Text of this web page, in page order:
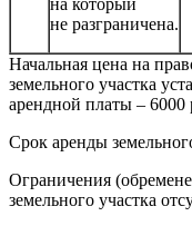
не разграничена.
Начальная цена на
земельного участка
арендной платы – 6000
Срок аренды
Ограничения
земельного участка